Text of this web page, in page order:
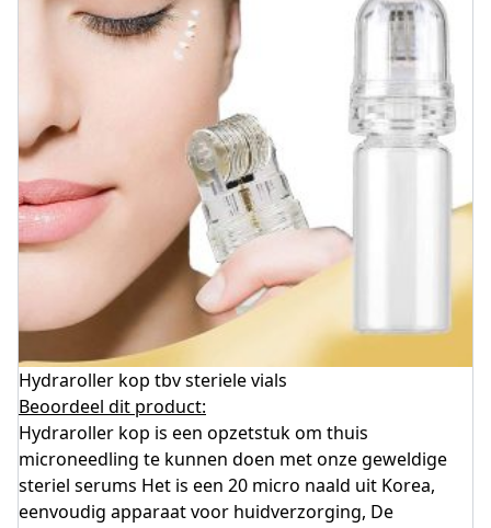
Hydraroller kop tbv steriele vials
Beoordeel dit product:
Hydraroller kop is een opzetstuk om thuis
microneedling te kunnen doen met onze geweldige
steriel serums Het is een 20 micro naald uit Korea,
eenvoudig apparaat voor huidverzorging, De